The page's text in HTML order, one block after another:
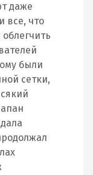
даже
все, что
были
сетки,